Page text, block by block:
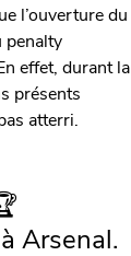
l’ouverture du
penalty
effet, durant la
présents
atterri.
Arsenal.